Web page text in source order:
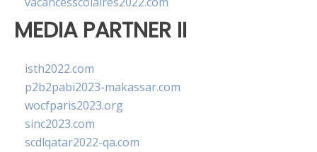
MEDIA PARTNER II
isth2022.com
p2b2pabi2023-makassar.com
wocfparis2023.org
sinc2023.com
scdlqatar2022-qa.com